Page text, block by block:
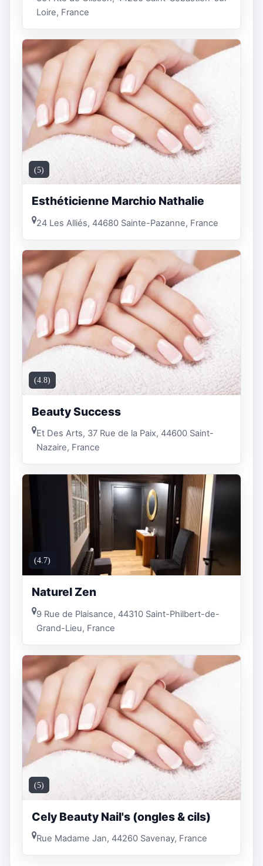
Loire, France
(5)
Esthéticienne Marchio Nathalie
24 Les Alliés, 44680 Sainte-Pazanne, France
(4.8)
Beauty Success
Et Des Arts, 37 Rue de la Paix, 44600 Saint-
Nazaire, France
(4.7)
Naturel Zen
9 Rue de Plaisance, 44310 Saint-Philbert-de-
Grand-Lieu, France
(5)
Cely Beauty Nail's (ongles & cils)
Rue Madame Jan, 44260 Savenay, France